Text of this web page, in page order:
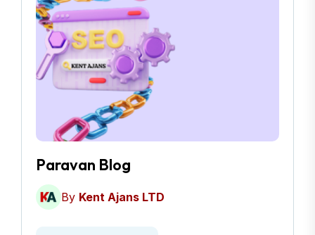
Paravan Blog
By Kent Ajans LTD